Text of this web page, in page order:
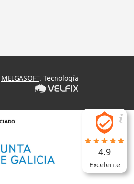
MEIGASOFT. Tecnología
4.9
Excelente